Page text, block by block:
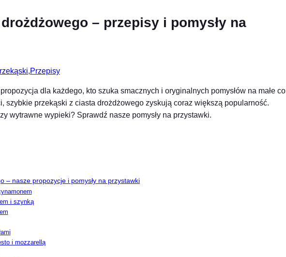
– przepisy i pomysły na
,Przepisy
dla każdego, kto szuka smacznych i oryginalnych pomysłów na małe co
szybkie przekąski z ciasta drożdżowego zyskują coraz większą popularność.
wytrawne wypieki? Sprawdź nasze pomysły na przystawki.
– nasze propozycje i pomysły na przystawki
i szynką
i mozzarellą